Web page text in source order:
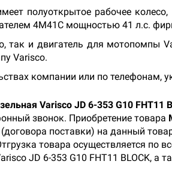
полуоткрытое рабочее
4M41C мощностью 41 л.с.
и двигатель для мотопомпы
Varisco.
компании или по телефонам,
Varisco JD 6-353 G10 FHT11
звонок. Приобретение товара
поставки) на данный
товара осуществляется по
JD 6-353 G10 FHT11 BLOCK, а